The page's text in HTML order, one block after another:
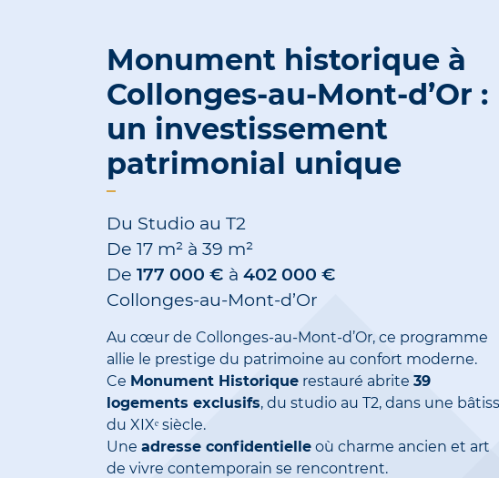
Monument historique à
Collonges-au-Mont-d’Or :
un investissement
patrimonial unique
Du Studio au T2
De 17 m² à 39 m²
De 177 000 € à 402 000 €
Collonges-au-Mont-d’Or
Au cœur de Collonges-au-Mont-d’Or, ce programme
allie le prestige du patrimoine au confort moderne.
Ce Monument Historique restauré abrite 39
logements exclusifs, du studio au T2, dans une
du XIXᵉ siècle.
Une adresse confidentielle où charme ancien et art
de vivre contemporain se rencontrent.